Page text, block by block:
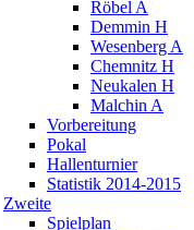
Röbel A
Demmin H
Wesenberg A
Chemnitz H
Neukalen H
Malchin A
Vorbereitung
Pokal
Hallenturnier
Statistik 2014-2015
Zweite
Spielplan